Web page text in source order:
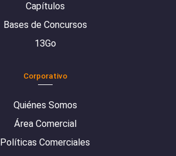
Capítulos
Bases de Concursos
13Go
Corporativo
Quiénes Somos
Área Comercial
Políticas Comerciales